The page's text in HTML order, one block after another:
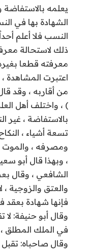
يعلمه
الشهادة بها في
النسب فلا أعلم
ذلك لاستحالة
معرفته قطعا
اعتبرت المشاهدة ،
من أقاربه ، وقد
) ، واختلف أهل
بالاستفاضة ، غير
تسعة أشياء ،
ومصرفه ، والموت ،
، وبهذا قال أبو
الشافعي ، وقال
والعتق والزوجية
فإنها شهادة بعقد
وقال أبو حنيفة: لا
في الملك المطلق ،
وقال صاحباه: